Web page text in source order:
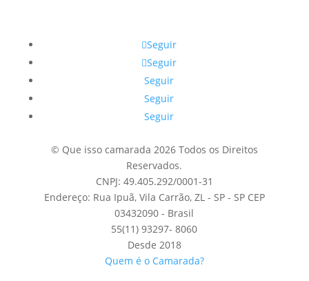
Seguir
Seguir
Seguir
Seguir
Seguir
© Que isso camarada 2026 Todos os Direitos
Reservados.
CNPJ: 49.405.292/0001-31
Endereço: Rua Ipuã, Vila Carrão, ZL - SP - SP CEP
03432090 - Brasil
55(11) 93297- 8060
Desde 2018
Quem é o Camarada?